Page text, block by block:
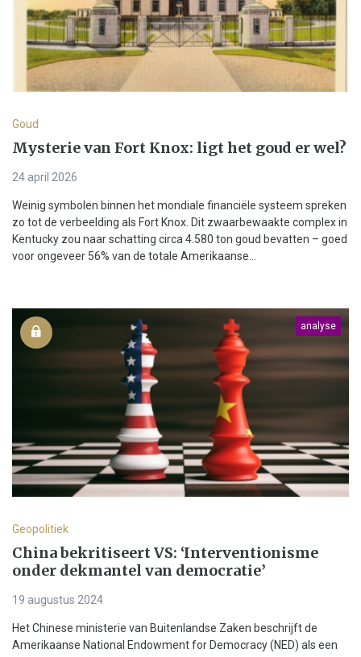
Goud
Mysterie van Fort Knox: ligt het goud er wel?
24 april 2026
Weinig symbolen binnen het mondiale financiële systeem spreken
zo tot de verbeelding als Fort Knox. Dit zwaarbewaakte complex in
Kentucky zou naar schatting circa 4.580 ton goud bevatten – goed
voor ongeveer 56% van de totale Amerikaanse...
analyse
Geopolitiek
China bekritiseert VS: ‘Interventionisme
onder dekmantel van democratie’
19 augustus 2024
Het Chinese ministerie van Buitenlandse Zaken beschrijft de
Amerikaanse National Endowment for Democracy (NED) als een